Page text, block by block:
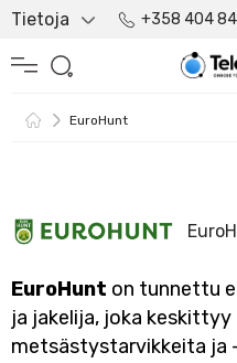
Tietoja +358 404
EuroHunt
EuroHunt on tunnettu
ja jakelija, joka
metsästystarvikkeita ja